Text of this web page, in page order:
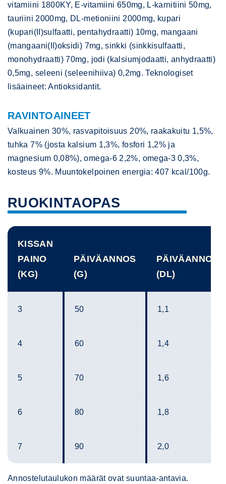
vitamiini 1800KY, E-vitamiini 650mg, L-karnitiini 50mg,
tauriini 2000mg, DL-metioniini 2000mg, kupari
(kupari(II)sulfaatti, pentahydraatti) 10mg, mangaani
(mangaani(II)oksidi) 7mg, sinkki (sinkkisulfaatti,
monohydraatti) 70mg, jodi (kalsiumjodaatti, anhydraatti)
0,5mg, seleeni (seleenihiiva) 0,2mg. Teknologiset
lisäaineet: Antioksidantit.
RAVINTOAINEET
Valkuainen 30%, rasvapitoisuus 20%, raakakuitu 1,5%,
tuhka 7% (josta kalsium 1,3%, fosfori 1,2% ja
magnesium 0,08%), omega-6 2,2%, omega-3 0,3%,
kosteus 9%. Muuntokelpoinen energia: 407 kcal/100g.
RUOKINTAOPAS
KISSAN
PAINO
(KG)
PÄIVÄANNOS
(G)
PÄIVÄANNOS
(DL)
3 50 1,1
4 60 1,4
5 70 1,6
6 80 1,8
7 90 2,0
Annostelutaulukon määrät ovat suuntaa-antavia.